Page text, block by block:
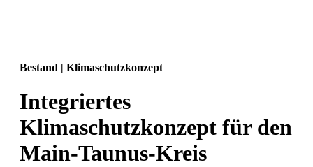
Bestand | Klimaschutzkonzept
Integriertes
Klimaschutzkonzept für den
Main-Taunus-Kreis